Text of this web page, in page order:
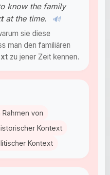
know the family
at the time. 🔊
sie diese
man den familiären
zu jener Zeit kennen.
Rahmen von
Kontext
Kontext